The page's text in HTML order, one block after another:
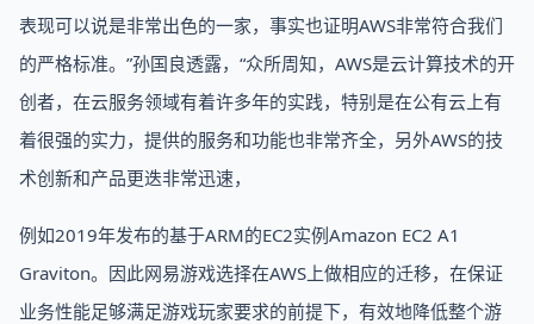
表现可以说是非常出色的一家，事实也证明AWS非常符合我们
的严格标准。”孙国良透露，“众所周知，AWS是云计算技术的开
创者，在云服务领域有着许多年的实践，特别是在公有云上有
着很强的实力，提供的服务和功能也非常齐全，另外AWS的技
术创新和产品更迭非常迅速，
例如2019年发布的基于ARM的EC2实例Amazon EC2 A1
Graviton。因此网易游戏选择在AWS上做相应的迁移，在保证
业务性能足够满足游戏玩家要求的前提下，有效地降低整个游